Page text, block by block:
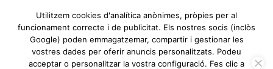
Utilitzem cookies d'analítica anònimes, pròpies per al
funcionament correcte i de publicitat. Els nostres socis (inclòs
Google) poden emmagatzemar, compartir i gestionar les
vostres dades per oferir anuncis personalitzats. Podeu
acceptar o personalitzar la vostra configuració. Fes clic a